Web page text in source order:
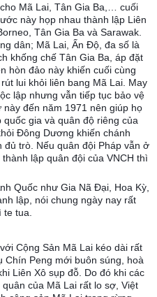
Mã Lai, Tân Gia Ba,… cuối
này họp nhau thành lập Liên
Tân Gia Ba và Sarawak.
dân; Mã Lai, Ấn Độ, đa số là
khống chế Tân Gia Ba, áp đặt
hòn đảo này khiến cuối cùng
lui khỏi liên bang Mã Lai. May
lập nhưng vẫn tiếp tục bảo vệ
đến năm 1971 nên giúp họ
gia và quân độ riêng của
Đông Dương khiến chánh
trò. Nếu quân đội Pháp vẫn ở
lập quân đội của VNCH thì
Quốc như Gia Nã Đại, Hoa Kỳ,
lập, nói chung ngày nay rất
tua.
Cộng Sản Mã Lai kéo dài rất
Chín Peng mới buôn súng, hoà
Liên Xô sụp đỗ. Do đó khi các
của Mã Lai rất lo sợ, Việt